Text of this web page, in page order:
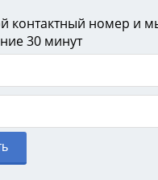
контактный номер и
30 минут